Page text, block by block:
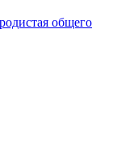
общего